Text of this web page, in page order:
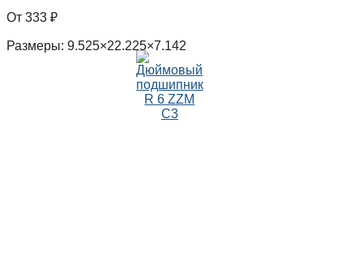
333 ₽
Размеры: 9.525×22.225×7.142